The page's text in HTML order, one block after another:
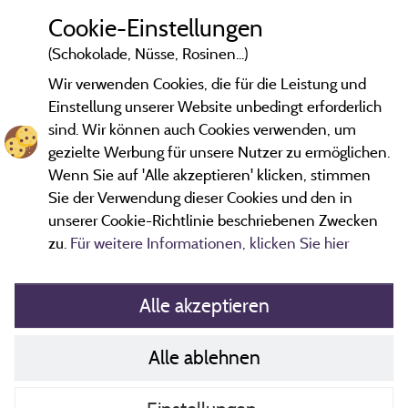
2 km © OpenStreetMap contributors
Campingplatz kontaktieren
Richtlinien zu Cookies
Cookie-Einstellungen
(Schokolade, Nüsse, Rosinen...)
Wir verwenden Cookies, die für die Leistung und
Einstellung unserer Website unbedingt erforderlich
sind. Wir können auch Cookies verwenden, um
gezielte Werbung für unsere Nutzer zu ermöglichen.
Wenn Sie auf 'Alle akzeptieren' klicken, stimmen
Sie der Verwendung dieser Cookies und den in
unserer Cookie-Richtlinie beschriebenen Zwecken
zu. Für weitere Informationen, klicken Sie hier
Alle akzeptieren
Alle ablehnen